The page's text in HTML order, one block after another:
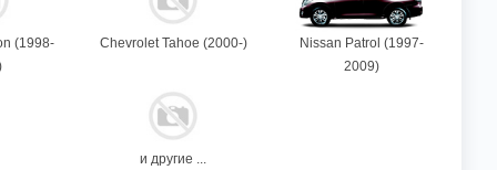
(1998-
Chevrolet Tahoe (2000-)
Nissan Patrol (1997-
2009)
и другие ...